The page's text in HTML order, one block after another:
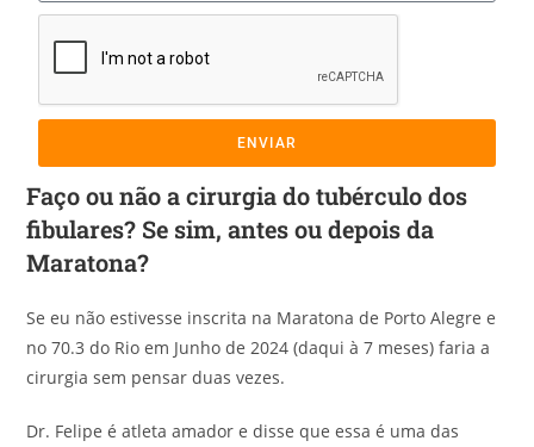
ENVIAR
Faço ou não a cirurgia do tubérculo dos
fibulares? Se sim, antes ou depois da
Maratona?
Se eu não estivesse inscrita na Maratona de Porto Alegre e
no 70.3 do Rio em Junho de 2024 (daqui à 7 meses) faria a
cirurgia sem pensar duas vezes.
Dr. Felipe é atleta amador e disse que essa é uma das